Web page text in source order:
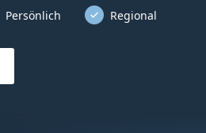
Persönlich Regional